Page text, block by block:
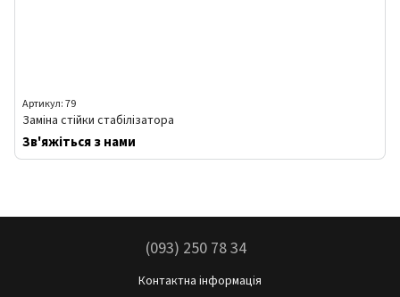
Артикул: 79
Заміна стійки стабілізатора
Зв'яжіться з нами
(093) 250 78 34
Контактна інформація